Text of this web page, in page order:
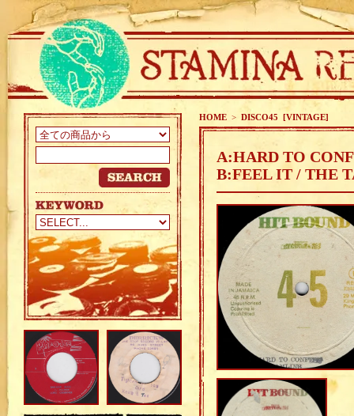
HOME > DISCO45 [VINTAGE]
A:HARD TO
B:FEEL IT / THE